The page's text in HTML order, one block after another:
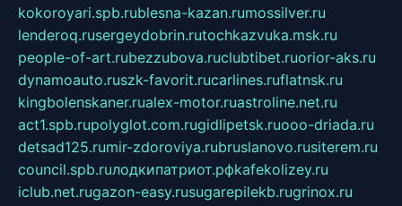
kokoroyari.spb.rublesna-kazan.rumossilver.ru
lenderoq.rusergeydobrin.rutochkazvuka.msk.ru
people-of-art.rubezzubova.ruclubtibet.ruorior-aks.ru
dynamoauto.ruszk-favorit.rucarlines.ruflatnsk.ru
kingbolenskaner.rualex-motor.ruastroline.net.ru
act1.spb.rupolyglot.com.rugidlipetsk.ruooo-driada.ru
detsad125.rumir-zdoroviya.rubruslanovo.rusiterem.ru
council.spb.ruлодкипатриот.рфkafekolizey.ru
iclub.net.rugazon-easy.rusugarepilekb.rugrinox.ru